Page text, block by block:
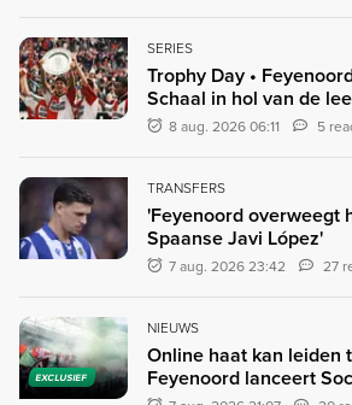
SERIES
Trophy Day •
Schaal in hol van de
8 aug. 2026 06:11 5
TRANSFERS
'Feyenoord overweegt
Spaanse Javi López'
7 aug. 2026 23:42 27
EXCLUSIEF
NIEUWS
Online haat kan leiden
Feyenoord lanceert